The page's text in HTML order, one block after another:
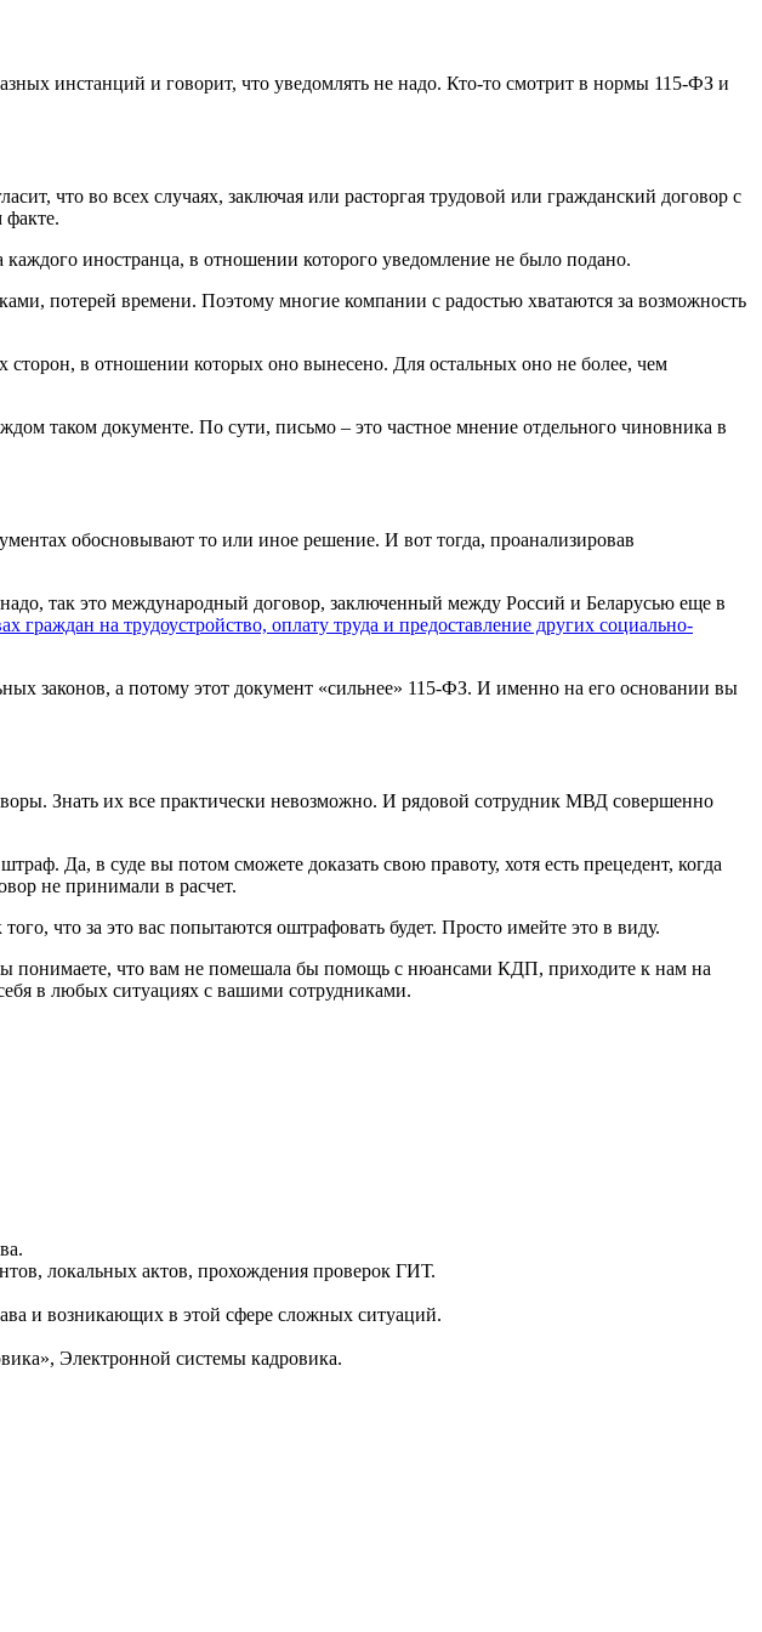
инстанций и говорит, что уведомлять не надо. Кто-то смотрит в нормы 115-ФЗ и
что во всех случаях, заключая или расторгая трудовой или гражданский договор с
иностранца, в отношении которого уведомление не было подано.
потерей времени. Поэтому многие компании с радостью хватаются за возможность
сторон, в отношении которых оно вынесено. Для остальных оно не более, чем
таком документе. По сути, письмо – это частное мнение отдельного чиновника в
обосновывают то или иное решение. И вот тогда, проанализировав
так это международный договор, заключенный между Россий и Беларусью еще в
на трудоустройство, оплату труда и предоставление других социально-
законов, а потому этот документ «сильнее» 115-ФЗ. И именно на его основании вы
Знать их все практически невозможно. И рядовой сотрудник МВД совершенно
Да, в суде вы потом сможете доказать свою правоту, хотя есть прецедент, когда
не принимали в расчет.
что за это вас попытаются оштрафовать будет. Просто имейте это в виду.
понимаете, что вам не помешала бы помощь с нюансами КДП, приходите к нам на
в любых ситуациях с вашими сотрудниками.
локальных актов, прохождения проверок ГИТ.
и возникающих в этой сфере сложных ситуаций.
Электронной системы кадровика.